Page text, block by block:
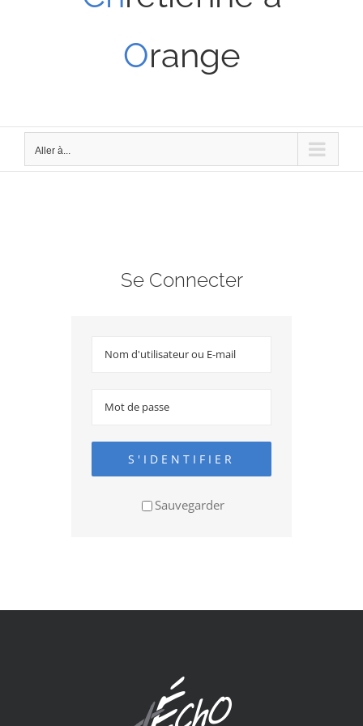
Orange
Aller à...
Se Connecter
S'IDENTIFIER
Sauvegarder